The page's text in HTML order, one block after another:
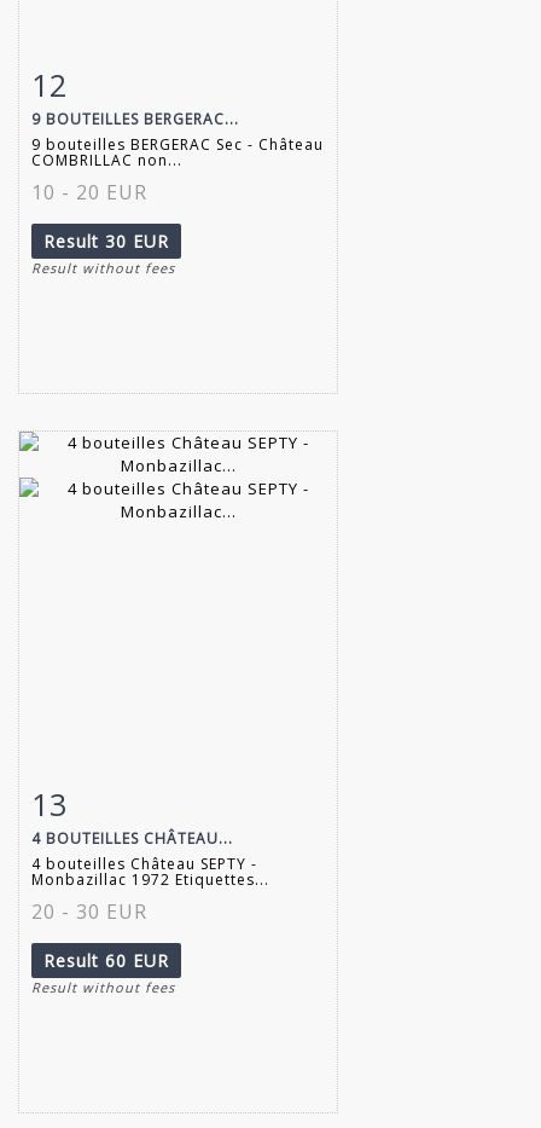
Item detail
12
9 BOUTEILLES BERGERAC...
9 bouteilles BERGERAC Sec - Château
COMBRILLAC non...
10 - 20 EUR
Result 30 EUR
Result without fees
Item detail
13
4 BOUTEILLES CHÂTEAU...
4 bouteilles Château SEPTY -
Monbazillac 1972 Etiquettes...
20 - 30 EUR
Result 60 EUR
Result without fees